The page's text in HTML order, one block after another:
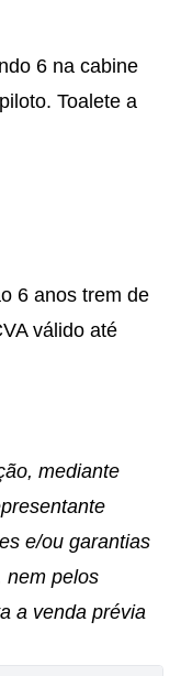
6 na cabine
Toalete a
6 anos trem de
válido até
mediante
e/ou garantias
nem pelos
a venda prévia